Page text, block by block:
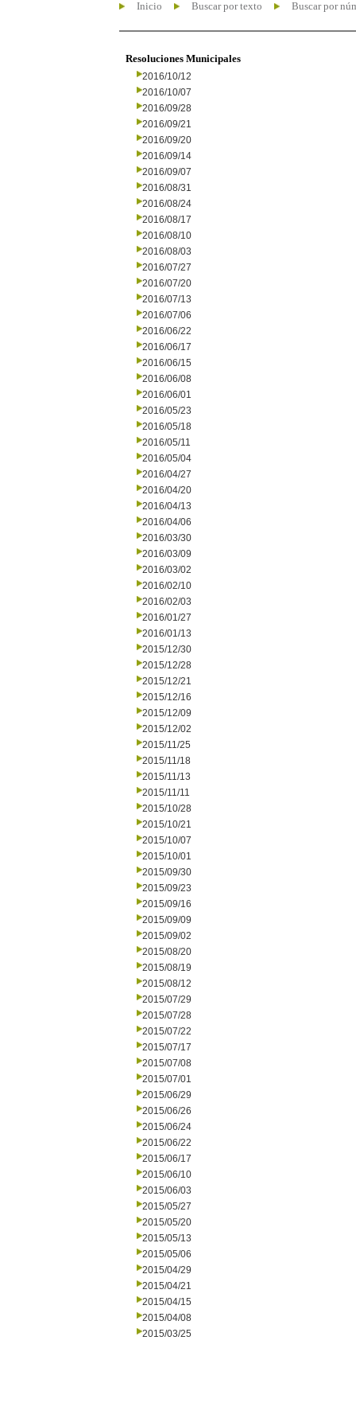
Inicio Buscar por texto Buscar por
Resoluciones Municipales
2016/10/12
2016/10/07
2016/09/28
2016/09/21
2016/09/20
2016/09/14
2016/09/07
2016/08/31
2016/08/24
2016/08/17
2016/08/10
2016/08/03
2016/07/27
2016/07/20
2016/07/13
2016/07/06
2016/06/22
2016/06/17
2016/06/15
2016/06/08
2016/06/01
2016/05/23
2016/05/18
2016/05/11
2016/05/04
2016/04/27
2016/04/20
2016/04/13
2016/04/06
2016/03/30
2016/03/09
2016/03/02
2016/02/10
2016/02/03
2016/01/27
2016/01/13
2015/12/30
2015/12/28
2015/12/21
2015/12/16
2015/12/09
2015/12/02
2015/11/25
2015/11/18
2015/11/13
2015/11/11
2015/10/28
2015/10/21
2015/10/07
2015/10/01
2015/09/30
2015/09/23
2015/09/16
2015/09/09
2015/09/02
2015/08/20
2015/08/19
2015/08/12
2015/07/29
2015/07/28
2015/07/22
2015/07/17
2015/07/08
2015/07/01
2015/06/29
2015/06/26
2015/06/24
2015/06/22
2015/06/17
2015/06/10
2015/06/03
2015/05/27
2015/05/20
2015/05/13
2015/05/06
2015/04/29
2015/04/21
2015/04/15
2015/04/08
2015/03/25